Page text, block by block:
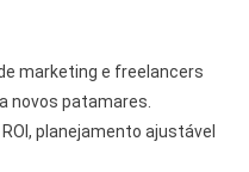
marketing e freelancers
novos patamares.
planejamento ajustável